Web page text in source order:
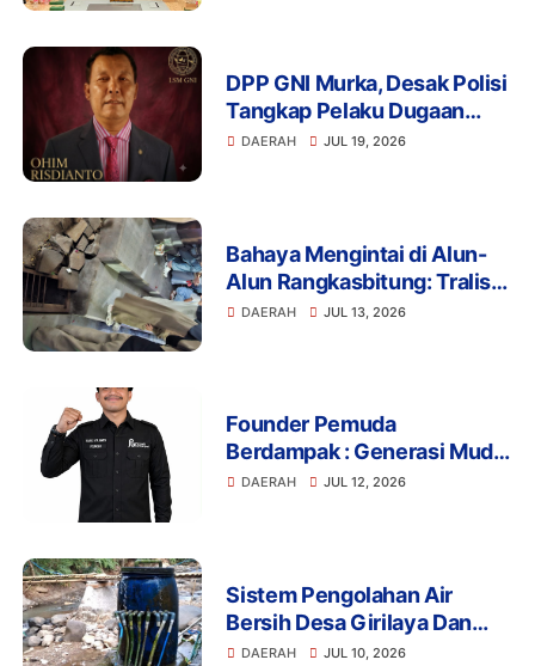
DPP GNI Murka, Desak Polisi
Tangkap Pelaku Dugaan
Intimidasi dan
DAERAH JUL 19, 2026
Bahaya Mengintai di Alun-
Alun Rangkasbitung: Tralis
Drainase Rusak Picu Banyak
DAERAH JUL 13, 2026
Founder Pemuda
Berdampak : Generasi Muda
Mengapresiasi Komitmen
DAERAH JUL 12, 2026
Sistem Pengolahan Air
Bersih Desa Girilaya Dan
Desa Jayapura Cipanas
DAERAH JUL 10, 2026